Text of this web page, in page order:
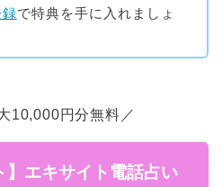
で特典を手に入れましょ
10,000円分無料／
】エキサイト電話占い